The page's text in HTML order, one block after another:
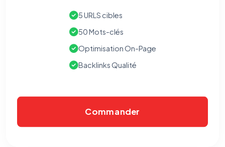
5 URLS cibles
50 Mots-clés
Optimisation On-Page
Backlinks Qualité
Commander